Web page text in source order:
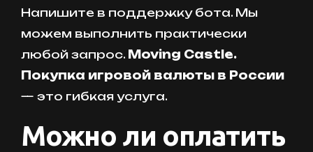
Напишите в поддержку бота. Мы
можем выполнить практически
любой запрос. Moving Castle.
Покупка игровой валюты в России
— это гибкая услуга.
Можно ли оплатить